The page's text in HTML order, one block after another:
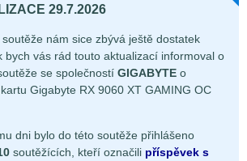
29.7.2026
soutěže nám sice zbývá ještě dostatek
bych vás rád touto aktualizací informoval o
se společností GIGABYTE o
Gigabyte RX 9060 XT GAMING OC
dni bylo do této soutěže přihlášeno
soutěžících, kteří označili příspěvek s